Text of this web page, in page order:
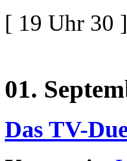
[ 19 Uhr 30
01.
Das TV-